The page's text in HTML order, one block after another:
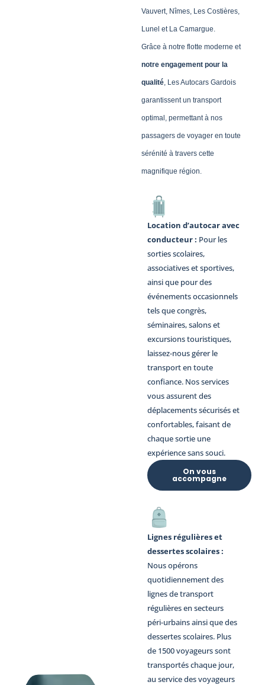
Vauvert, Nîmes, Les Costières,
Lunel et La Camargue.
Grâce à notre flotte moderne et
notre engagement pour la
qualité, Les Autocars Gardois
garantissent un transport
optimal, permettant à nos
passagers de voyager en toute
sérénité à travers cette
magnifique région.
Location d’autocar avec
conducteur : Pour les
sorties scolaires,
associatives et sportives,
ainsi que pour des
événements occasionnels
tels que congrès,
séminaires, salons et
excursions touristiques,
laissez-nous gérer le
transport en toute
confiance. Nos services
vous assurent des
déplacements sécurisés et
confortables, faisant de
chaque sortie une
expérience sans souci.
On vous
accompagne
Lignes régulières et
dessertes scolaires :
Nous opérons
quotidiennement des
lignes de transport
régulières en secteurs
péri-urbains ainsi que des
dessertes scolaires. Plus
de 1500 voyageurs sont
transportés chaque jour,
au service des voyageurs